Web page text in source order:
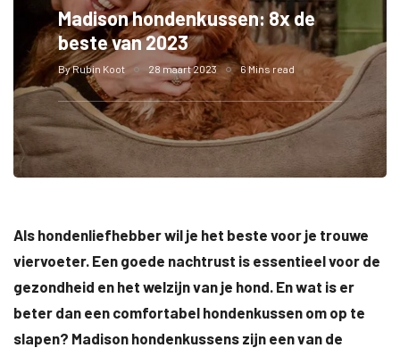
Madison hondenkussen: 8x de
beste van 2023
ByRubin Koot 28 maart 2023 6 Mins read
Als hondenliefhebber wil je het beste voor je trouwe
viervoeter. Een goede nachtrust is essentieel voor de
gezondheid en het welzijn van je hond. En wat is er
beter dan een comfortabel hondenkussen om op te
slapen? Madison hondenkussens zijn een van de